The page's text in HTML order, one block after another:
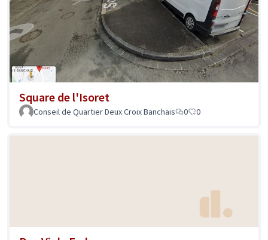
Square de l'Isoret
Conseil de Quartier Deux Croix Banchais 0 0